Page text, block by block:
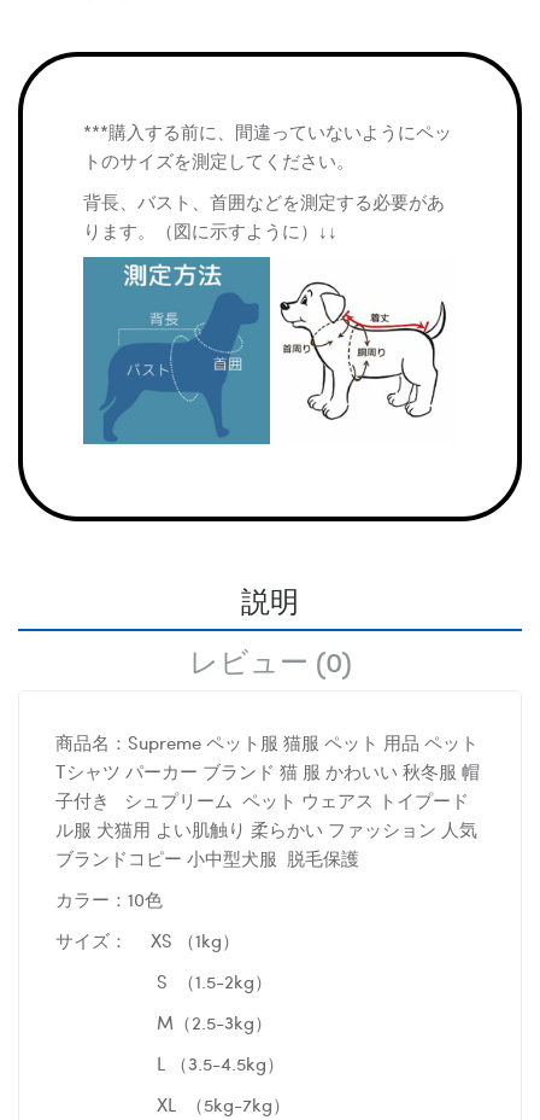
***購入する前に、間違っていないようにペッ
トのサイズを測定してください。
背長、バスト、首囲などを測定する必要があ
ります。（図に示すように）↓↓
説明
レビュー (0)
商品名：Supreme ペット服 猫服 ペット 用品 ペット
Tシャツ パーカー ブランド 猫 服 かわいい 秋冬服 帽
子付き シュプリーム ペット ウェアス トイプード
ル服 犬猫用 よい肌触り 柔らかい ファッション 人気
ブランドコピー 小中型犬服 脱毛保護
カラー：10色
サイズ： XS （1kg）
S （1.5-2kg）
M（2.5-3kg）
L （3.5-4.5kg）
XL （5kg-7kg）